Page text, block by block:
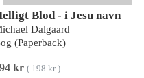
Blod - i Jesu navn
Dalgaard
(Paperback)
kr ( 198 kr)